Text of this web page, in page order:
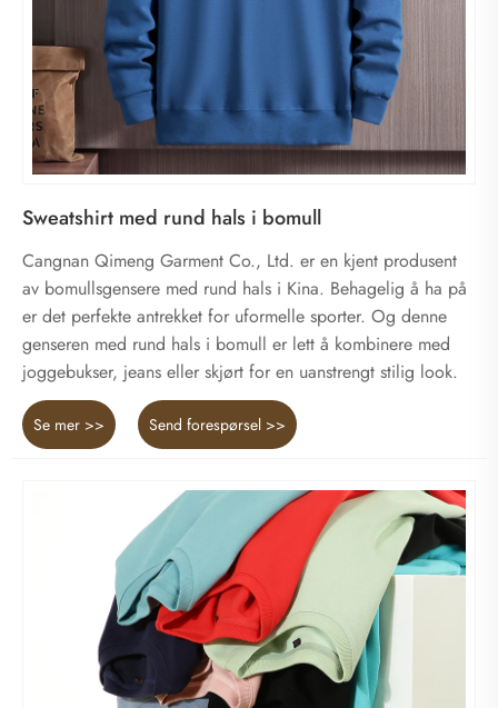
Sweatshirt med rund hals i bomull
Cangnan Qimeng Garment Co., Ltd. er en kjent produsent
av bomullsgensere med rund hals i Kina. Behagelig å ha på
er det perfekte antrekket for uformelle sporter. Og denne
genseren med rund hals i bomull er lett å kombinere med
joggebukser, jeans eller skjørt for en uanstrengt stilig look.
Se mer >> Send forespørsel >>